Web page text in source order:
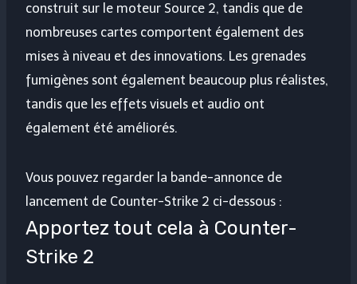
construit sur le moteur Source 2, tandis que de
nombreuses cartes comportent également des
mises à niveau et des innovations. Les grenades
fumigènes sont également beaucoup plus réalistes,
tandis que les effets visuels et audio ont
également été améliorés.
Vous pouvez regarder la bande-annonce de
lancement de Counter-Strike 2 ci-dessous :
Apportez tout cela à Counter-
Strike 2